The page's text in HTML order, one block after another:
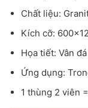
Chất liệu:
Kích cỡ:
Họa tiết: Vân
Ứng dụng:
1 thùng 2 viên